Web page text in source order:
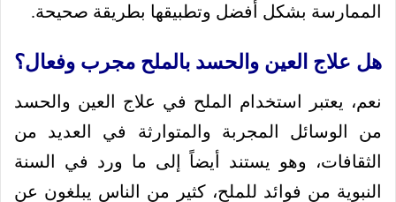
الممارسة بشكل أفضل وتطبيقها بطريقة صحيحة.
هل علاج العين والحسد بالملح مجرب وفعال؟
نعم، يعتبر استخدام الملح في علاج العين والحسد
من الوسائل المجربة والمتوارثة في العديد من
الثقافات، وهو يستند أيضاً إلى ما ورد في السنة
النبوية من فوائد للملح، كثير من الناس يبلغون عن